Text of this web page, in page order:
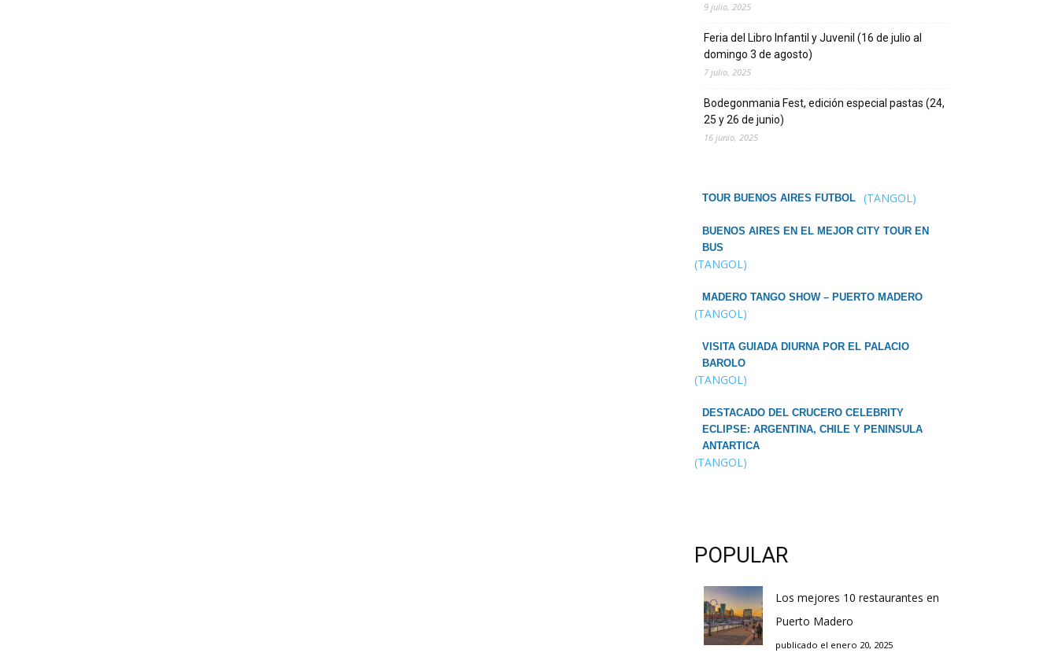
9 julio, 2025
Feria del Libro Infantil y Juvenil (16 de julio al
domingo 3 de agosto)
7 julio, 2025
Bodegonmania Fest, edición especial pastas (24,
25 y 26 de junio)
16 junio, 2025
TOUR BUENOS AIRES FUTBOL (TANGOL)
BUENOS AIRES EN EL MEJOR CITY TOUR EN
BUS
(TANGOL)
MADERO TANGO SHOW – PUERTO MADERO
(TANGOL)
VISITA GUIADA DIURNA POR EL PALACIO
BAROLO
(TANGOL)
DESTACADO DEL CRUCERO CELEBRITY
ECLIPSE: ARGENTINA, CHILE Y PENINSULA
ANTARTICA
(TANGOL)
POPULAR
Los mejores 10 restaurantes en
Puerto Madero
publicado el enero 20, 2025